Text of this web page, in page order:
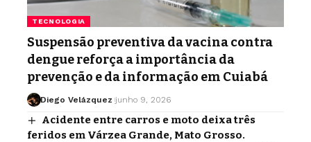
TECNOLOGIA
Suspensão preventiva da vacina contra
dengue reforça a importância da
prevenção e da informação em Cuiabá
Diego Velázquez junho 9, 2026
Acidente entre carros e moto deixa três
feridos em Várzea Grande, Mato Grosso.